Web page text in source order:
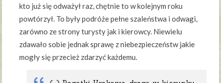
kto już się odważył raz, chętnie to w kolejnym roku
powtórzył. To były podróże pełne szaleństwa i odwagi,
zarówno ze strony turysty jak i kierowcy. Niewielu
zdawało sobie jednak sprawę z niebezpieczeństw jakie
mogły się przecież zdarzyć każdemu.